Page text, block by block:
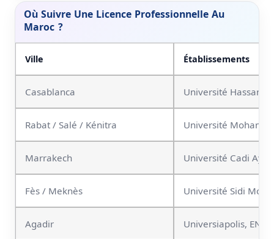
Où Suivre Une Licence Professionnelle Au
Maroc ?
Ville Établissements
Casablanca Université Hassan II,
Rabat / Salé / Kénitra Université
Marrakech Université Cadi
Fès / Meknès Université Sidi
Agadir Universiapolis,